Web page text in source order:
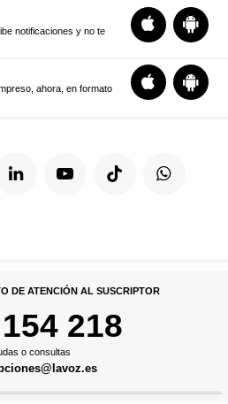
notificaciones y no te
ahora, en formato
DE ATENCIÓN AL SUSCRIPTOR
218
o consultas